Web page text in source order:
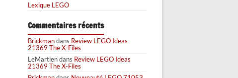
Lexique LEGO
Commentaires récents
Brickmandans Review LEGO Ideas
21369 The X-Files
LeMartiendans Review LEGO Ideas
21369 The X-Files